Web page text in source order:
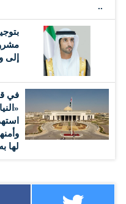
..
إلى
في
لها به